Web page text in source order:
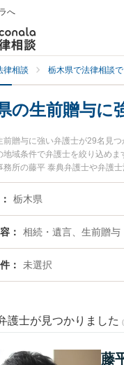
へ
律相談 栃木県で法律相談
の生前贈与に
前贈与に強い弁護士が29名見
地域条件で弁護士を絞り込め
務所の藤平 泰典弁護士や弁護
されています。『栃木県で土
相談無料で生前贈与を法律相
栃木県
相続・遺言、生前贈与
未選択
護士が見つかりました
藤